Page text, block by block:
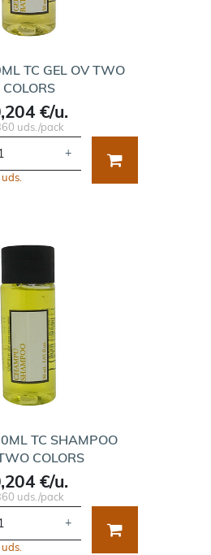
TC GEL OV TWO
COLORS
€/u.
uds./pack
+
TC SHAMPOO
COLORS
€/u.
uds./pack
+